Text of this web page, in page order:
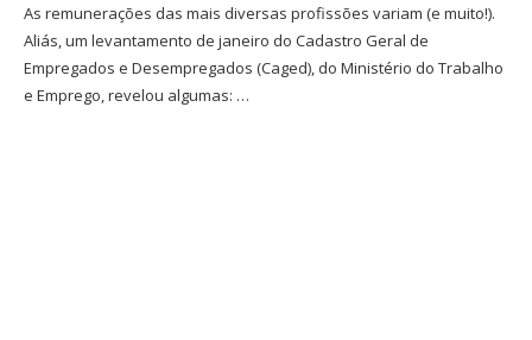
As remunerações das mais diversas profissões variam (e muito!).
Aliás, um levantamento de janeiro do Cadastro Geral de
Empregados e Desempregados (Caged), do Ministério do Trabalho
e Emprego, revelou algumas: …